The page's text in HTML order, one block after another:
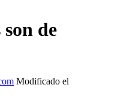
de
Modificado el